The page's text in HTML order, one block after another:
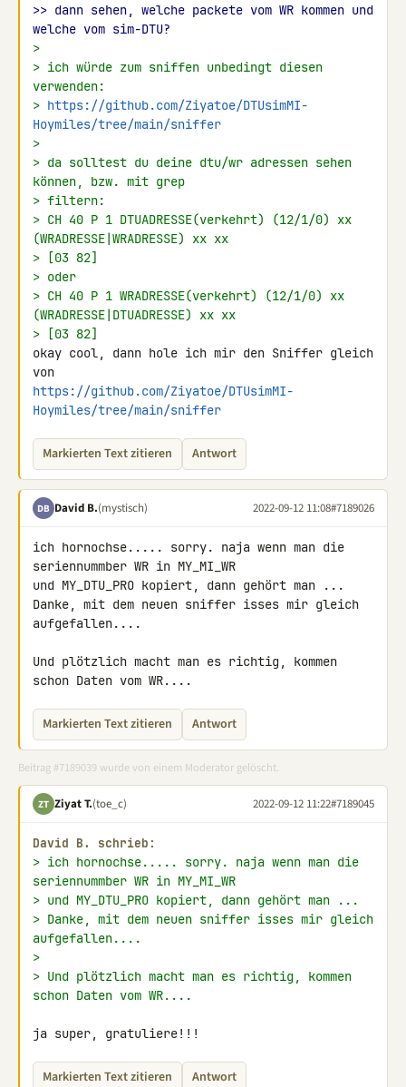
>> dann sehen, welche packete vom WR kommen und
welche vom sim-DTU?
>
> ich würde zum sniffen unbedingt diesen
verwenden:
> https://github.com/Ziyatoe/DTUsimMI-
Hoymiles/tree/main/sniffer
>
> da solltest du deine dtu/wr adressen sehen
können, bzw. mit grep
> filtern:
> CH 40 P 1 DTUADRESSE(verkehrt) (12/1/0) xx
(WRADRESSE|WRADRESSE) xx xx
> [03 82]
> oder
> CH 40 P 1 WRADRESSE(verkehrt) (12/1/0) xx
(WRADRESSE|DTUADRESSE) xx xx
> [03 82]
okay cool, dann hole ich mir den Sniffer gleich
https://github.com/Ziyatoe/DTUsimMI-
Hoymiles/tree/main/sniffer
Markierten Text zitieren Antwort
DB David B.(mystisch) 2022-09-12 11:08#7189026
ich hornochse..... sorry. naja wenn man die
seriennummber WR in MY_MI_WR
und MY_DTU_PRO kopiert, dann gehört man ...
Danke, mit dem neuen sniffer isses mir gleich
aufgefallen....
Und plötzlich macht man es richtig, kommen
schon Daten vom WR....
Markierten Text zitieren Antwort
Beitrag #7189039 wurde von einem Moderator gelöscht.
ZT Ziyat T.(toe_c) 2022-09-12 11:22#7189045
David B. schrieb:
> ich hornochse..... sorry. naja wenn man die
seriennummber WR in MY_MI_WR
> und MY_DTU_PRO kopiert, dann gehört man ...
> Danke, mit dem neuen sniffer isses mir gleich
aufgefallen....
>
> Und plötzlich macht man es richtig, kommen
schon Daten vom WR....
ja super, gratuliere!!!
Markierten Text zitieren Antwort